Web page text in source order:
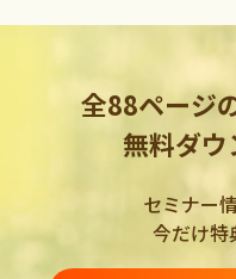
全88ページ
無料ダウ
セミナー
今だけ特